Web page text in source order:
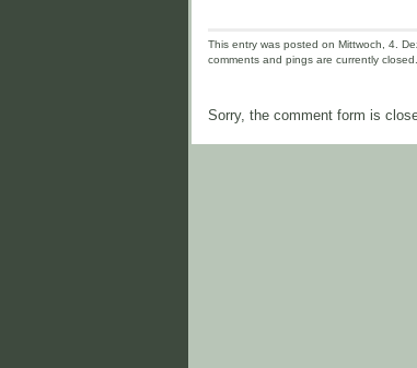
This entry was posted on Mittwoch, 4.
comments and pings are currently closed.
Sorry, the comment form is